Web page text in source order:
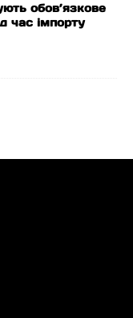
обов’язкове
час імпорту